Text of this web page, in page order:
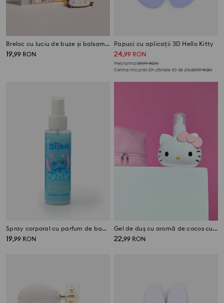
Breloc cu luciu de buze și balsam de buze Hello Kitty
19,99 RON
Papuci cu aplicații 3D Hello Kitty
24,99 RON
Preț normal39,99RON
Cel mai mic preț din ultimele 30 de zile29,99RON
Spray corporal cu parfum de banană Stitch
19,99 RON
Gel de duș cu aromă de cocos cu dozator de spumă Hello Kitty
22,99 RON